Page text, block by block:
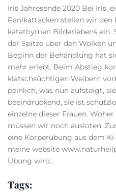
Iris Jahresende 2020 Bei Iris,
Panikattacken stellen wir den
katathymen Bilderlebens ein.
der Spitze über den Wolken
Beginn der Behandlung hat
mehr erlebt. Beim Abstieg
klatschsüchtigen Weibern
peinlich, was nun aufsteigt,
beeindruckend, sie ist
einzelne dieser Frauen.
müssen wir noch ausloten.
eine Körperübung aus dem
meine website
Übung wird…
Tags: